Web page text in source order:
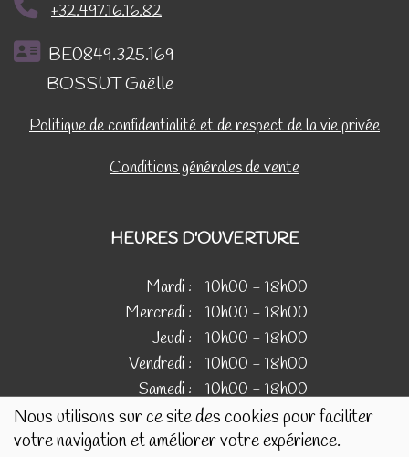
Nous utilisons sur ce site des cookies pour faciliter
votre navigation et améliorer votre expérience.
+32.497.16.16.82
BE0849.325.169
BOSSUT Gaëlle
Politique de confidentialité et de respect de la vie privée
Conditions générales de vente
HEURES D'OUVERTURE
Mardi :
10h00 - 18h00
Mercredi :
10h00 - 18h00
Jeudi :
10h00 - 18h00
Vendredi :
10h00 - 18h00
Samedi :
10h00 - 18h00